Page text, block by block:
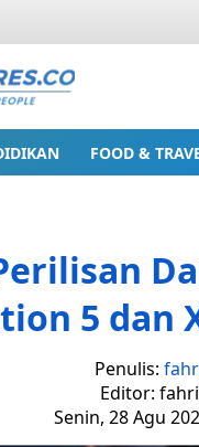
FOOD &
5 dan
Penulis:
Editor:
Senin, 28 Agu